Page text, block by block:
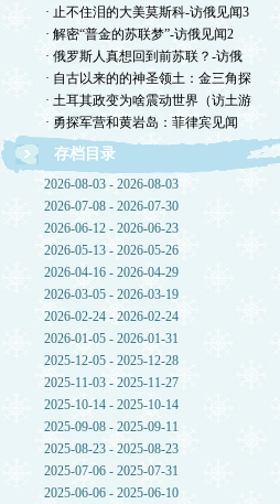
· 止不住泪的大美莫斯科-访俄见闻3
· 解密“普金的苏联梦”-访俄见闻2
· 俄罗斯人真想回到前苏联？-访俄
· 自古以来的的神圣领土：金三角探
· 土耳其政变为啥震动世界（访土游
· 勇探军营和黄岩岛：菲律宾见闻
存档目录
2026-08-03 - 2026-08-03
2026-07-08 - 2026-07-30
2026-06-12 - 2026-06-23
2026-05-13 - 2026-05-26
2026-04-16 - 2026-04-29
2026-03-05 - 2026-03-19
2026-02-24 - 2026-02-24
2026-01-05 - 2026-01-31
2025-12-05 - 2025-12-28
2025-11-03 - 2025-11-27
2025-10-14 - 2025-10-14
2025-09-08 - 2025-09-11
2025-08-23 - 2025-08-23
2025-07-06 - 2025-07-31
2025-06-06 - 2025-06-10